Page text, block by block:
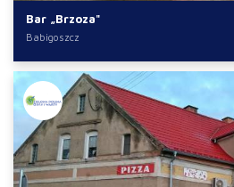
Bar „Brzoza"
Babigoszcz